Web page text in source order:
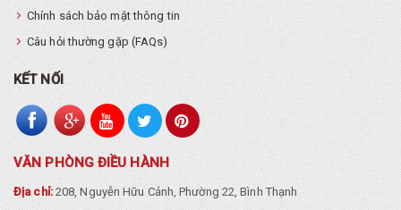
Chính sách bảo mật thông tin
Câu hỏi thường gặp (FAQs)
KẾT NỐI
VĂN PHÒNG ĐIỀU HÀNH
Địa chỉ:208, Nguyễn Hữu Cảnh, Phường 22, Bình Thạnh